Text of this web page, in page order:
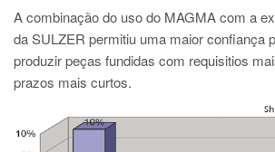
A combinação do uso do MAGMA com a
da SULZER permitiu uma maior confiança
produzir peças fundidas com requisitios
prazos mais curtos.